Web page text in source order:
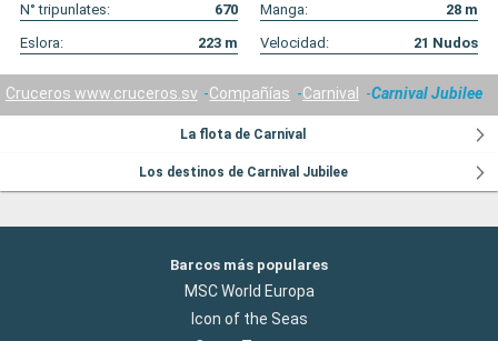
N° tripunlates:
670 Manga: 28 m
Eslora:
223 m Velocidad: 21 Nudos
Cruceros www.cruceros.sv Compañías Carnival Carnival Jubilee
La flota de Carnival
Los destinos de Carnival Jubilee
Barcos más populares
MSC World Europa
Icon of the Seas